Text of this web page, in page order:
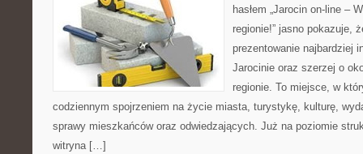
hasłem „Jarocin on-line –
regionie!” jasno pokazuje,
prezentowanie najbardziej
Jarocinie oraz szerzej o
regionie. To miejsce, w
codziennym spojrzeniem na życie miasta, turystykę, kulturę,
sprawy mieszkańców oraz odwiedzających. Już na poziomie
witryna […]